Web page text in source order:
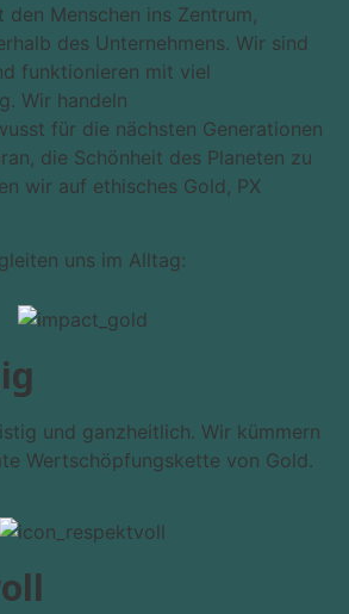
Menschen ins Zentrum,
des Unternehmens. Wir sind
funktionieren mit viel
Wir handeln
für die nächsten Generationen
die Schönheit des Planeten zu
wir auf ethisches Gold, PX
uns im Alltag:
und ganzheitlich. Wir kümmern
Wertschöpfungskette von Gold.